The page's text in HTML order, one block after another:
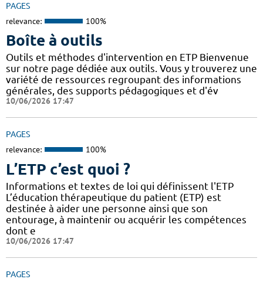
PAGES
relevance: 100%
Boîte à outils
Outils et méthodes d'intervention en ETP Bienvenue
sur notre page dédiée aux outils. Vous y trouverez une
variété de ressources regroupant des informations
générales, des supports pédagogiques et d'év
10/06/2026 17:47
PAGES
relevance: 100%
L’ETP c’est quoi ?
Informations et textes de loi qui définissent l'ETP
L’éducation thérapeutique du patient (ETP) est
destinée à aider une personne ainsi que son
entourage, à maintenir ou acquérir les compétences
dont e
10/06/2026 17:47
PAGES